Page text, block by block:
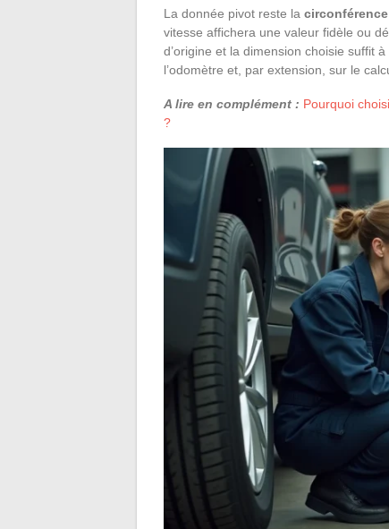
La donnée pivot reste la
vitesse affichera une valeur fidèle ou
d’origine et la dimension choisie suffit
l’odomètre et, par extension, sur le
A lire en complément : Pourquoi
?